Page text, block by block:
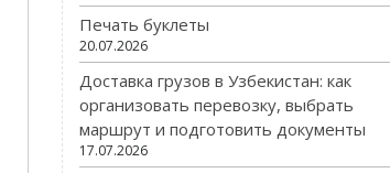
Печать буклеты
20.07.2026
Доставка грузов в Узбекистан: как
организовать перевозку, выбрать
маршрут и подготовить документы
17.07.2026